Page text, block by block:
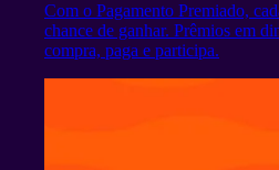
Com o Pagamento Premiado,
chance de ganhar. Prêmios em
compra, paga e participa.